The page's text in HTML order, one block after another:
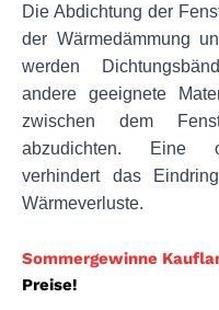
Die Abdichtung der
der Wärmedämmung
werden
andere geeignete
zwischen dem
abzudichten. Eine
verhindert das
Wärmeverluste.
Sommergewinne
Preise!